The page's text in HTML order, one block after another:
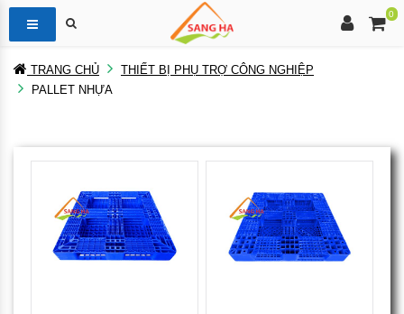
0
TRANG CHỦ
THIẾT BỊ PHỤ TRỢ CÔNG NGHIỆP
PALLET NHỰA